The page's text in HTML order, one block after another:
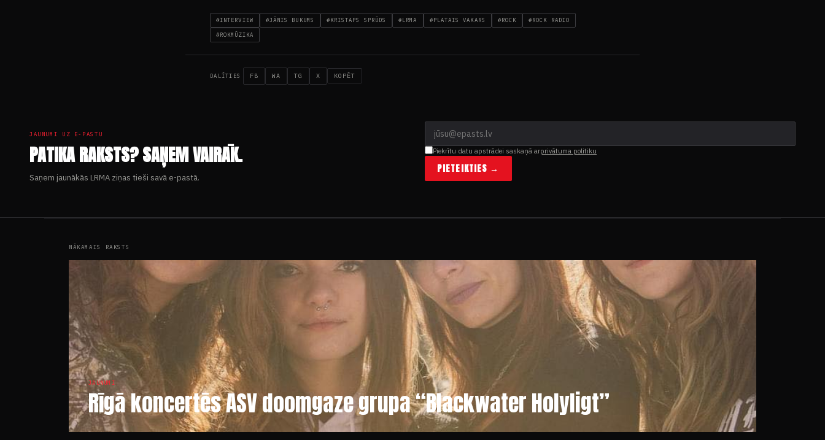
#INTERVIEW #JĀNIS BUKUMS #KRISTAPS SPRŪDS #LRMA #PLATAIS VAKARS #ROCK #ROCK RADIO
#ROKMŪZIKA
DALĪTIES FB WA TG X KOPĒT
JAUNUMI UZ E-PASTU
PATIKA RAKSTS? SAŅEM VAIRĀK.
Saņem jaunākās LRMA ziņas tieši savā e-pastā.
Piekrītu datu apstrādei saskaņā arprivātuma politiku
PIETEIKTIES →
NĀKAMAIS RAKSTS
JAUNUMI
Rīgā koncertēs ASV doomgaze grupa “Blackwater Holyligt”